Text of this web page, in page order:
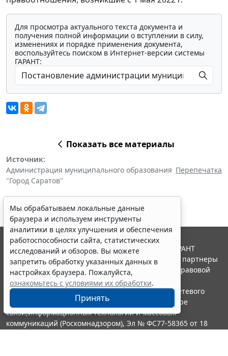
Для просмотра актуального текста документа и
получения полной информации о вступлении в силу,
изменениях и порядке применения документа,
воспользуйтесь поиском в Интернет-версии системы
ГАРАНТ:
Показать все материалы
Источник:
Администрация муниципального образования
"Город Саратов"
Перепечатка
Мы обрабатываем локальные данные
браузера и используем инструменты
аналитики в целях улучшения и обеспечения
работоспособности сайта, статистических
исследований и обзоров. Вы можете
запретить обработку указанных данных в
настройках браузера. Пожалуйста,
ознакомьтесь с условиями их обработки.
Принять
© ООО "НПП "ГАРАНТ-СЕРВИС", 2026. Система ГАРАНТ
выпускается с 1990 года. Компания "Гарант" и ее партнеры
являются участниками Российской ассоциации правовой
информации ГАРАНТ.
Портал ГАРАНТ.РУ зарегистрирован в качестве сетевого
издания Федеральной службой по надзору в сфере
связи,информационных технологий и массовых
коммуникаций (Роскомнадзором), Эл № ФС77-58365 от 18